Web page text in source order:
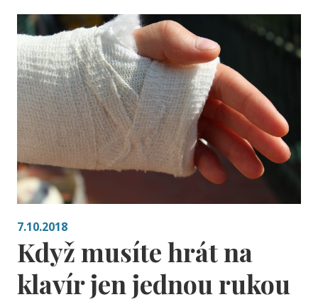
7.10.2018
Když musíte hrát na
klavír jen jednou rukou